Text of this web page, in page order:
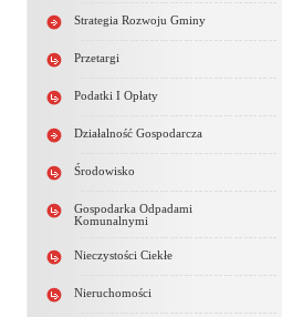
Strategia Rozwoju Gminy
Przetargi
Podatki I Opłaty
Działalność Gospodarcza
Środowisko
Gospodarka Odpadami
Komunalnymi
Nieczystości Ciekłe
Nieruchomości